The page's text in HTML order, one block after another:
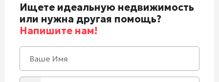
Ищете идеальную недвижимость
или нужна другая помощь?
Напишите нам!